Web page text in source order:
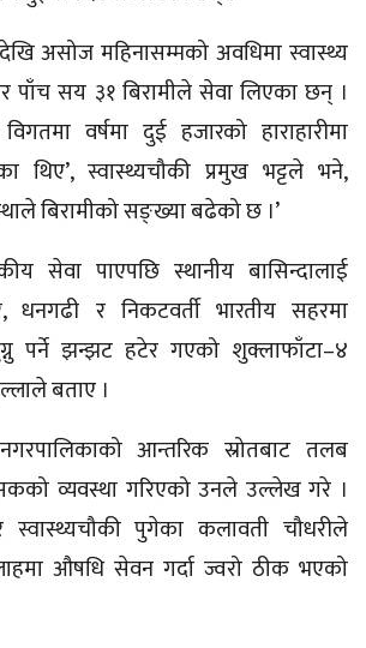
असोज महिनासम्मको अवधिमा स्वास्थ्य
पाँच सय ३१ बिरामीले सेवा लिएका छन् ।
वर्षमा दुई हजारको हाराहारीमा
थिए’, स्वास्थ्यचौकी प्रमुख भट्टले भने,
बिरामीको सङ्ख्या बढेको छ ।’
सेवा पाएपछि स्थानीय बासिन्दालाई
धनगढी र निकटवर्ती भारतीय सहरमा
पर्ने झन्झट हटेर गएको शुक्लाफाँटा–४
बताए ।
आन्तरिक स्रोतबाट तलब
व्यवस्था गरिएको उनले उल्लेख गरे ।
स्वास्थ्यचौकी पुगेका कलावती चौधरीले
औषधि सेवन गर्दा ज्वरो ठीक भएको